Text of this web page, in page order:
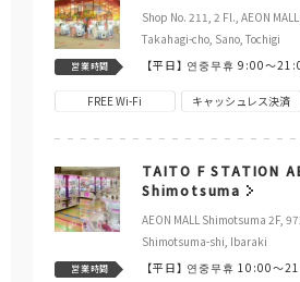
Shop No. 211, 2 Fl., AEON
Takahagi-cho, Sano, Tochigi
営業時間 【平日】 연중무휴 9:00～
FREE Wi-Fi キャッシュレス決済
TAITO F STATION
Shimotsuma
AEON MALL Shimotsuma 2F,
Shimotsuma-shi, Ibaraki
営業時間 【平日】 연중무휴 10:00～